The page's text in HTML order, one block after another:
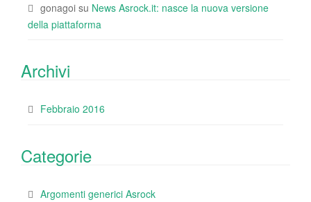
gonagoi su News Asrock.it: nasce la nuova versione
della piattaforma
Archivi
Febbraio 2016
Categorie
Argomenti generici Asrock